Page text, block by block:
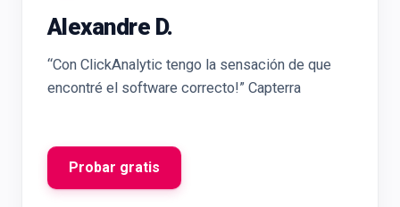
Alexandre D.
“Con ClickAnalytic tengo la sensación de que
encontré el software correcto!” Capterra
Probar gratis